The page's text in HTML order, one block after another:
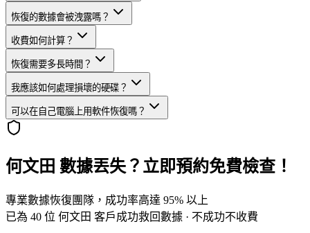
恢復的數據會被洩露嗎？
收費如何計算？
恢復需要多長時間？
我應該如何處理損壞的硬碟？
可以在自己電腦上用軟件恢復嗎？
何文田 數據丟失？立即預約免費檢查！
專業數據恢復團隊，成功率高達 95% 以上
已為 40 位 何文田 客戶成功救回數據 · 不成功不收費